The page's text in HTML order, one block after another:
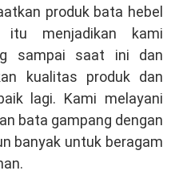
produk bata hebel
itu menjadikan kami
sampai saat ini dan
kualitas produk dan
lagi. Kami melayani
bata gampang dengan
banyak untuk beragam